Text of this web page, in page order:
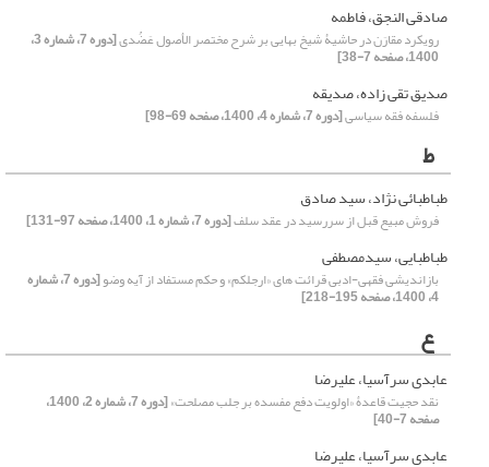
صادقی النجق، فاطمه
رویکرد مقارَن در حاشیۀ شیخ بهایی بر شرح مختصر الأصول عَضُدی [دوره 7، شماره 3،
1400، صفحه 7-38]
صدیق تقی زاده، صدیقه
فلسفه فقه سیاسی[دوره 7، شماره 4، 1400، صفحه 69-98]
ط
طباطبائی نژاد، سید صادق
فروش مبیع قبل از سررسید در عقد سلف[دوره 7، شماره 1، 1400، صفحه 97-131]
طباطبایی، سیدمصطفی
بازاندیشی فقهی-ادبی قرائت های «ارجلکم» و حکم مستفاد از آیه وضو [دوره 7، شماره
4، 1400، صفحه 195-218]
ع
عابدی سرآسیا، علیرضا
نقد حجیت قاعدۀ «اولویت دفع مفسده بر جلب مصلحت» [دوره 7، شماره 2، 1400،
صفحه 7-40]
عابدی سرآسیا، علیرضا